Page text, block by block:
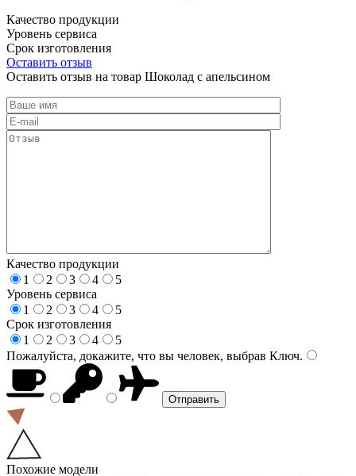
Качество продукции
Уровень сервиса
Срок изготовления
Оставить отзыв
Оставить отзыв на товар Шоколад с апельсином
Качество продукции
1
2 3 4
5
Уровень сервиса
1
2 3 4
5
Срок изготовления
1
2 3 4
5
Пожалуйста, докажите, что вы человек, выбрав Ключ.
Похожие модели